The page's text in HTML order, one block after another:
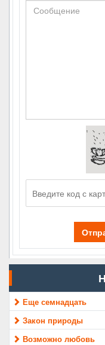
Еще семнадцать
Закон природы
Возможно любовь